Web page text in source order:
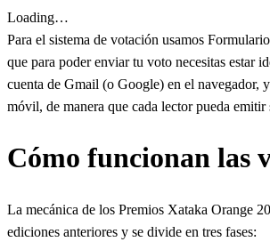
Loading…
Para el sistema de votación usamos
que para poder enviar tu voto necesitas estar
cuenta de Gmail (o Google) en el navegador,
móvil, de manera que cada lector pueda emitir
Cómo funcionan las
La mecánica de los Premios Xataka Orange
ediciones anteriores y se divide en tres fases: